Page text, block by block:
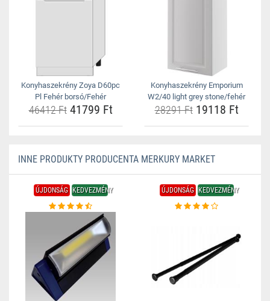
Konyhaszekrény Zoya D60pc
Pl Fehér borsó/Fehér
46412 Ft41799 Ft
Konyhaszekrény Emporium
W2/40 light grey stone/fehér
28291 Ft19118 Ft
INNE PRODUKTY PRODUCENTA MERKURY MARKET
ÚJDONSÁG KEDVEZMÉNY ÚJDONSÁG KEDVEZMÉNY